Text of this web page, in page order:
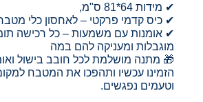
✔ מידות 64*81 ס"מ,
✔ כיס קדמי פרקטי – לאחסון כלי
✔ אומנות עם משמעות – כל רכישה
מוגבלות ומעניקה להם במה
🎁 מתנה מושלמת לכל חובב בישול
הזמינו עכשיו ותהפכו את המטבח
וטעמים נפגשים.